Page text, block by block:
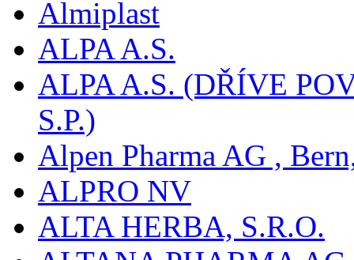
Almiplast
ALPA A.S.
ALPA A.S. (DŘÍVE
S.P.)
Alpen Pharma AG ,
ALPRO NV
ALTA HERBA, S.R.O.